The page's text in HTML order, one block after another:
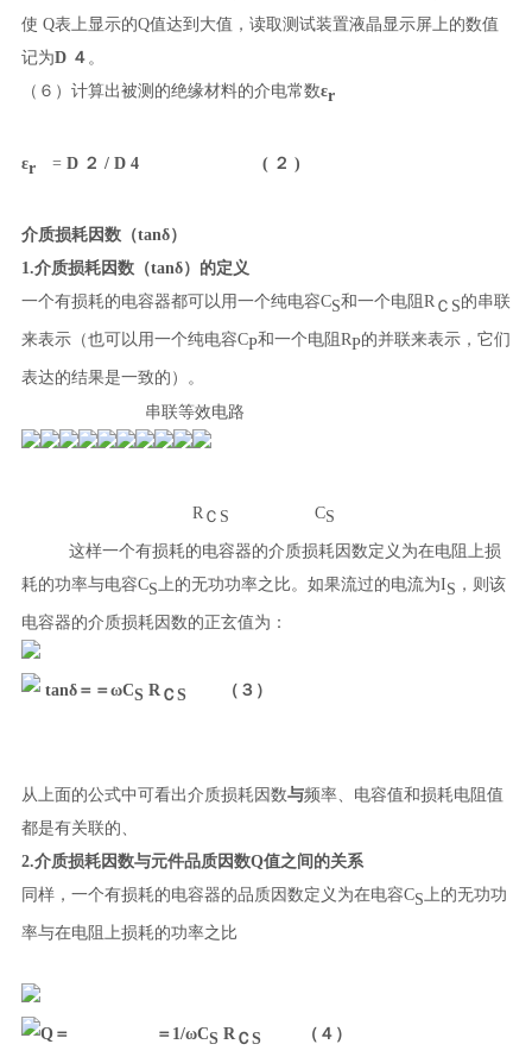
使 Q表上显示的Q值达到大值，读取测试装置液晶显示屏上的数值
记为D ４ 。
（６）计算出被测的绝缘材料的介电常数εr
εr = D ２ / D 4 ( ２ )
介质损耗因数（tanδ）
1.介质损耗因数（tanδ）的定义
一个有损耗的电容器都可以用一个纯电容CS和一个电阻RＣS的串联
来表示（也可以用一个纯电容CP和一个电阻RP的并联来表示，它们
表达的结果是一致的）。
串联等效电路
RＣS CS
这样一个有损耗的电容器的介质损耗因数定义为在电阻上损
耗的功率与电容CS上的无功功率之比。如果流过的电流为IS ，则该
电容器的介质损耗因数的正玄值为：
tanδ＝＝ωCS RＣS （３）
从上面的公式中可看出介质损耗因数与频率、电容值和损耗电阻值
都是有关联的、
2.介质损耗因数与元件品质因数Q值之间的关系
同样， 一个有损耗的电容器的品质因数定义为在电容CS上的无功功
率与在电阻上损耗的功率之比
Q＝ ＝1/ωCS RＣS （４）